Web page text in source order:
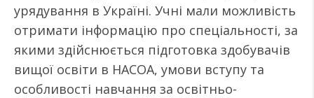
урядування в Україні. Учні мали можливість
отримати інформацію про спеціальності, за
якими здійснюється підготовка здобувачів
вищої освіти в НАСОА, умови вступу та
особливості навчання за освітньо-